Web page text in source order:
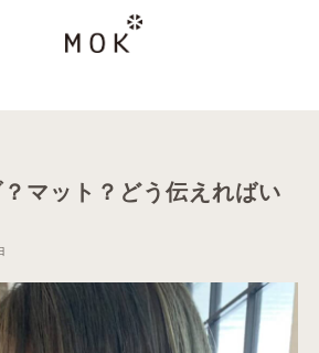
マット？どう伝えればい